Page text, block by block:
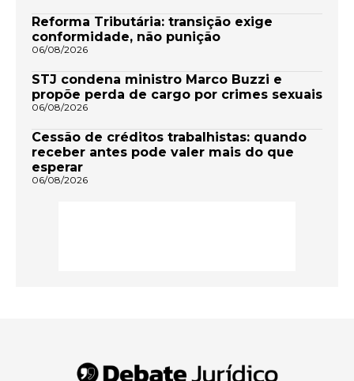
Reforma Tributária: transição exige
conformidade, não punição
06/08/2026
STJ condena ministro Marco Buzzi e
propõe perda de cargo por crimes sexuais
06/08/2026
Cessão de créditos trabalhistas: quando
receber antes pode valer mais do que
esperar
06/08/2026